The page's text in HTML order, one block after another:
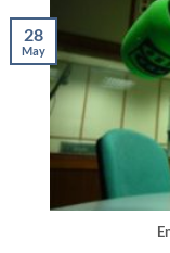
28
May